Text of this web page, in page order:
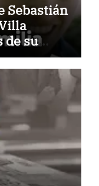
Sebastián
de su